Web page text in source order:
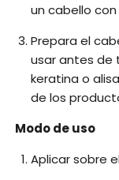
un cabello
Prepara el
usar antes de
keratina o
de los
Modo de uso
Aplicar sobre